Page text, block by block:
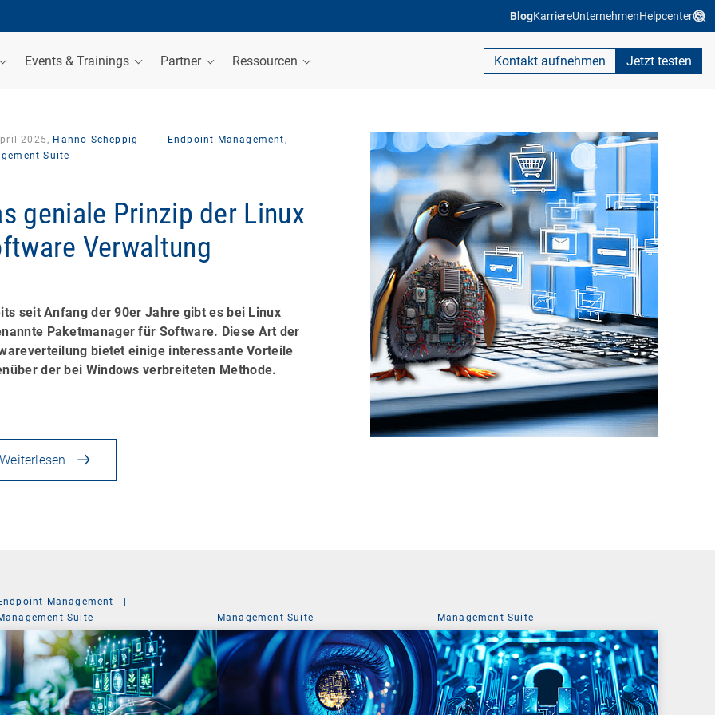
BlogKarriereUnternehmenHelpcenter
Events & Trainings Partner Ressourcen Kontakt aufnehmen Jetzt testen
2025, Hanno Scheppig
Endpoint Management,
Suite
geniale Prinzip der Linux
Verwaltung
seit Anfang der 90er Jahre gibt es bei Linux
Paketmanager für Software. Diese Art der
bietet einige interessante Vorteile
der bei Windows verbreiteten Methode.
Weiterlesen
Management
|
Suite
Management Suite Management Suite